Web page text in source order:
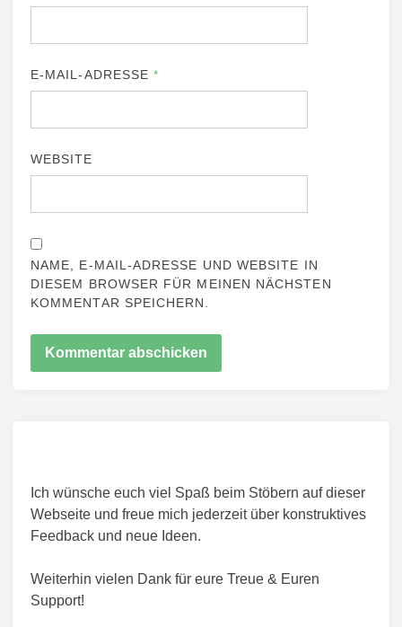
E-MAIL-ADRESSE*
WEBSITE
NAME, E-MAIL-ADRESSE UND WEBSITE IN
DIESEM BROWSER FÜR MEINEN NÄCHSTEN
KOMMENTAR SPEICHERN.
Ich wünsche euch viel Spaß beim Stöbern auf dieser
Webseite und freue mich jederzeit über konstruktives
Feedback und neue Ideen.
Weiterhin vielen Dank für eure Treue & Euren
Support!